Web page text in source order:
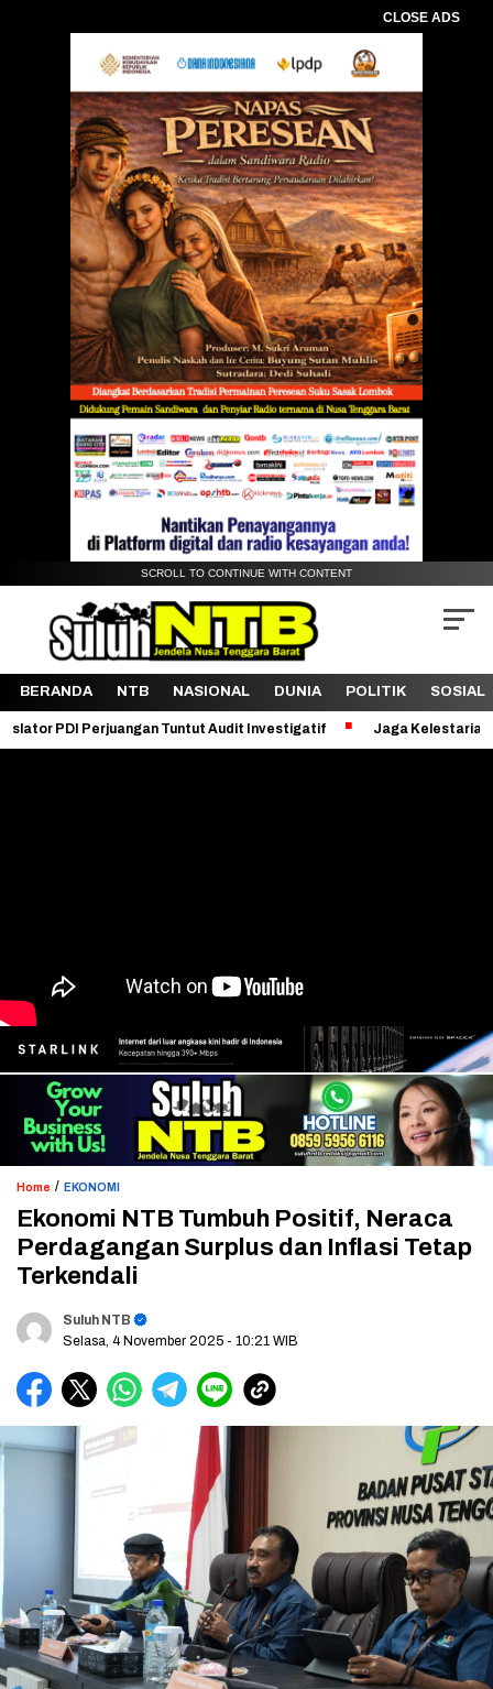
CLOSE ADS
SCROLL TO CONTINUE WITH CONTENT
BERANDA NTB NASIONAL DUNIA POLITIK SOSIAL
Tuntut Audit Investigatif Jaga Kelestarian Bukit
Home / EKONOMI
Ekonomi NTB Tumbuh Positif, Neraca
Perdagangan Surplus dan Inflasi Tetap
Terkendali
Suluh NTB
Selasa, 4 November 2025 - 10:21 WIB